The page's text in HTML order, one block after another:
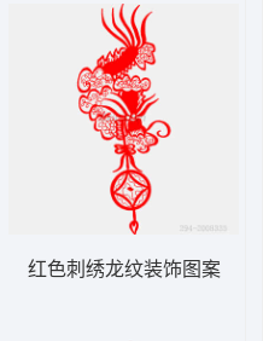
红色刺绣龙纹装饰图案